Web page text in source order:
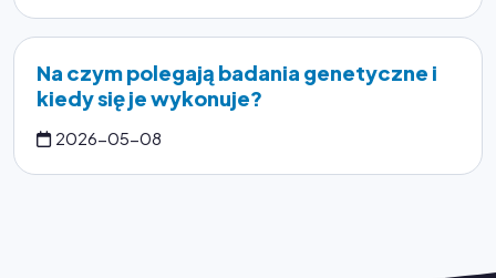
Na czym polegają badania genetyczne i
kiedy się je wykonuje?
2026-05-08